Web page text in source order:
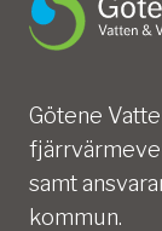
Götene
samt
kommun.